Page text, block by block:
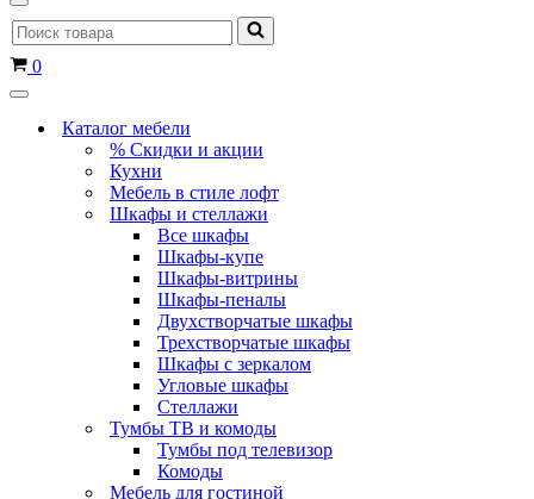
Меню
навигации
Искать...
Корзина
0
Меню
навигацииКаталог мебели
% Скидки и акции
Кухни
Мебель в стиле лофт
Шкафы и стеллажи
Все шкафы
Шкафы-купе
Шкафы-витрины
Шкафы-пеналы
Двухстворчатые шкафы
Трехстворчатые шкафы
Шкафы с зеркалом
Угловые шкафы
Стеллажи
Тумбы ТВ и комоды
Тумбы под телевизор
Комоды
Мебель для гостиной